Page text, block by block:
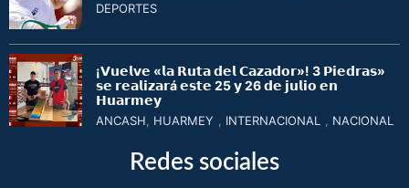
DEPORTES
¡𝗩𝘂𝗲𝗹𝘃𝗲 «𝗹𝗮 𝗥𝘂𝘁𝗮 𝗱𝗲𝗹 𝗖𝗮𝘇𝗮𝗱𝗼𝗿»! 3 𝗣𝗶𝗲𝗱𝗿𝗮𝘀»
𝘀𝗲 𝗿𝗲𝗮𝗹𝗶𝘇𝗮𝗿á 𝗲𝘀𝘁𝗲 25 𝘆 26 𝗱𝗲 𝗷𝘂𝗹𝗶𝗼 𝗲𝗻
𝗛𝘂𝗮𝗿𝗺𝗲𝘆
ANCASH HUARMEY INTERNACIONAL NACIONAL
Redes sociales